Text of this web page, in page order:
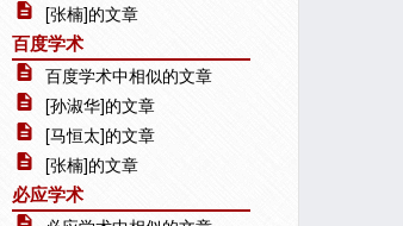
[张楠]的文章
百度学术
百度学术中相似的文章
[孙淑华]的文章
[马恒太]的文章
[张楠]的文章
必应学术